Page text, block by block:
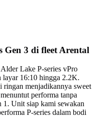
Gen 3 di fleet Arental
Lake P-series vPro
layar 16:10 hingga 2.2K.
ringan menjadikannya sweet
performa tanpa
1. Unit siap kami sewakan
P-series dalam bodi